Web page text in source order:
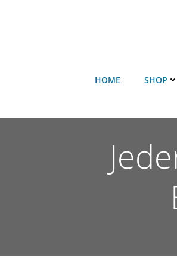
HOME SHOP